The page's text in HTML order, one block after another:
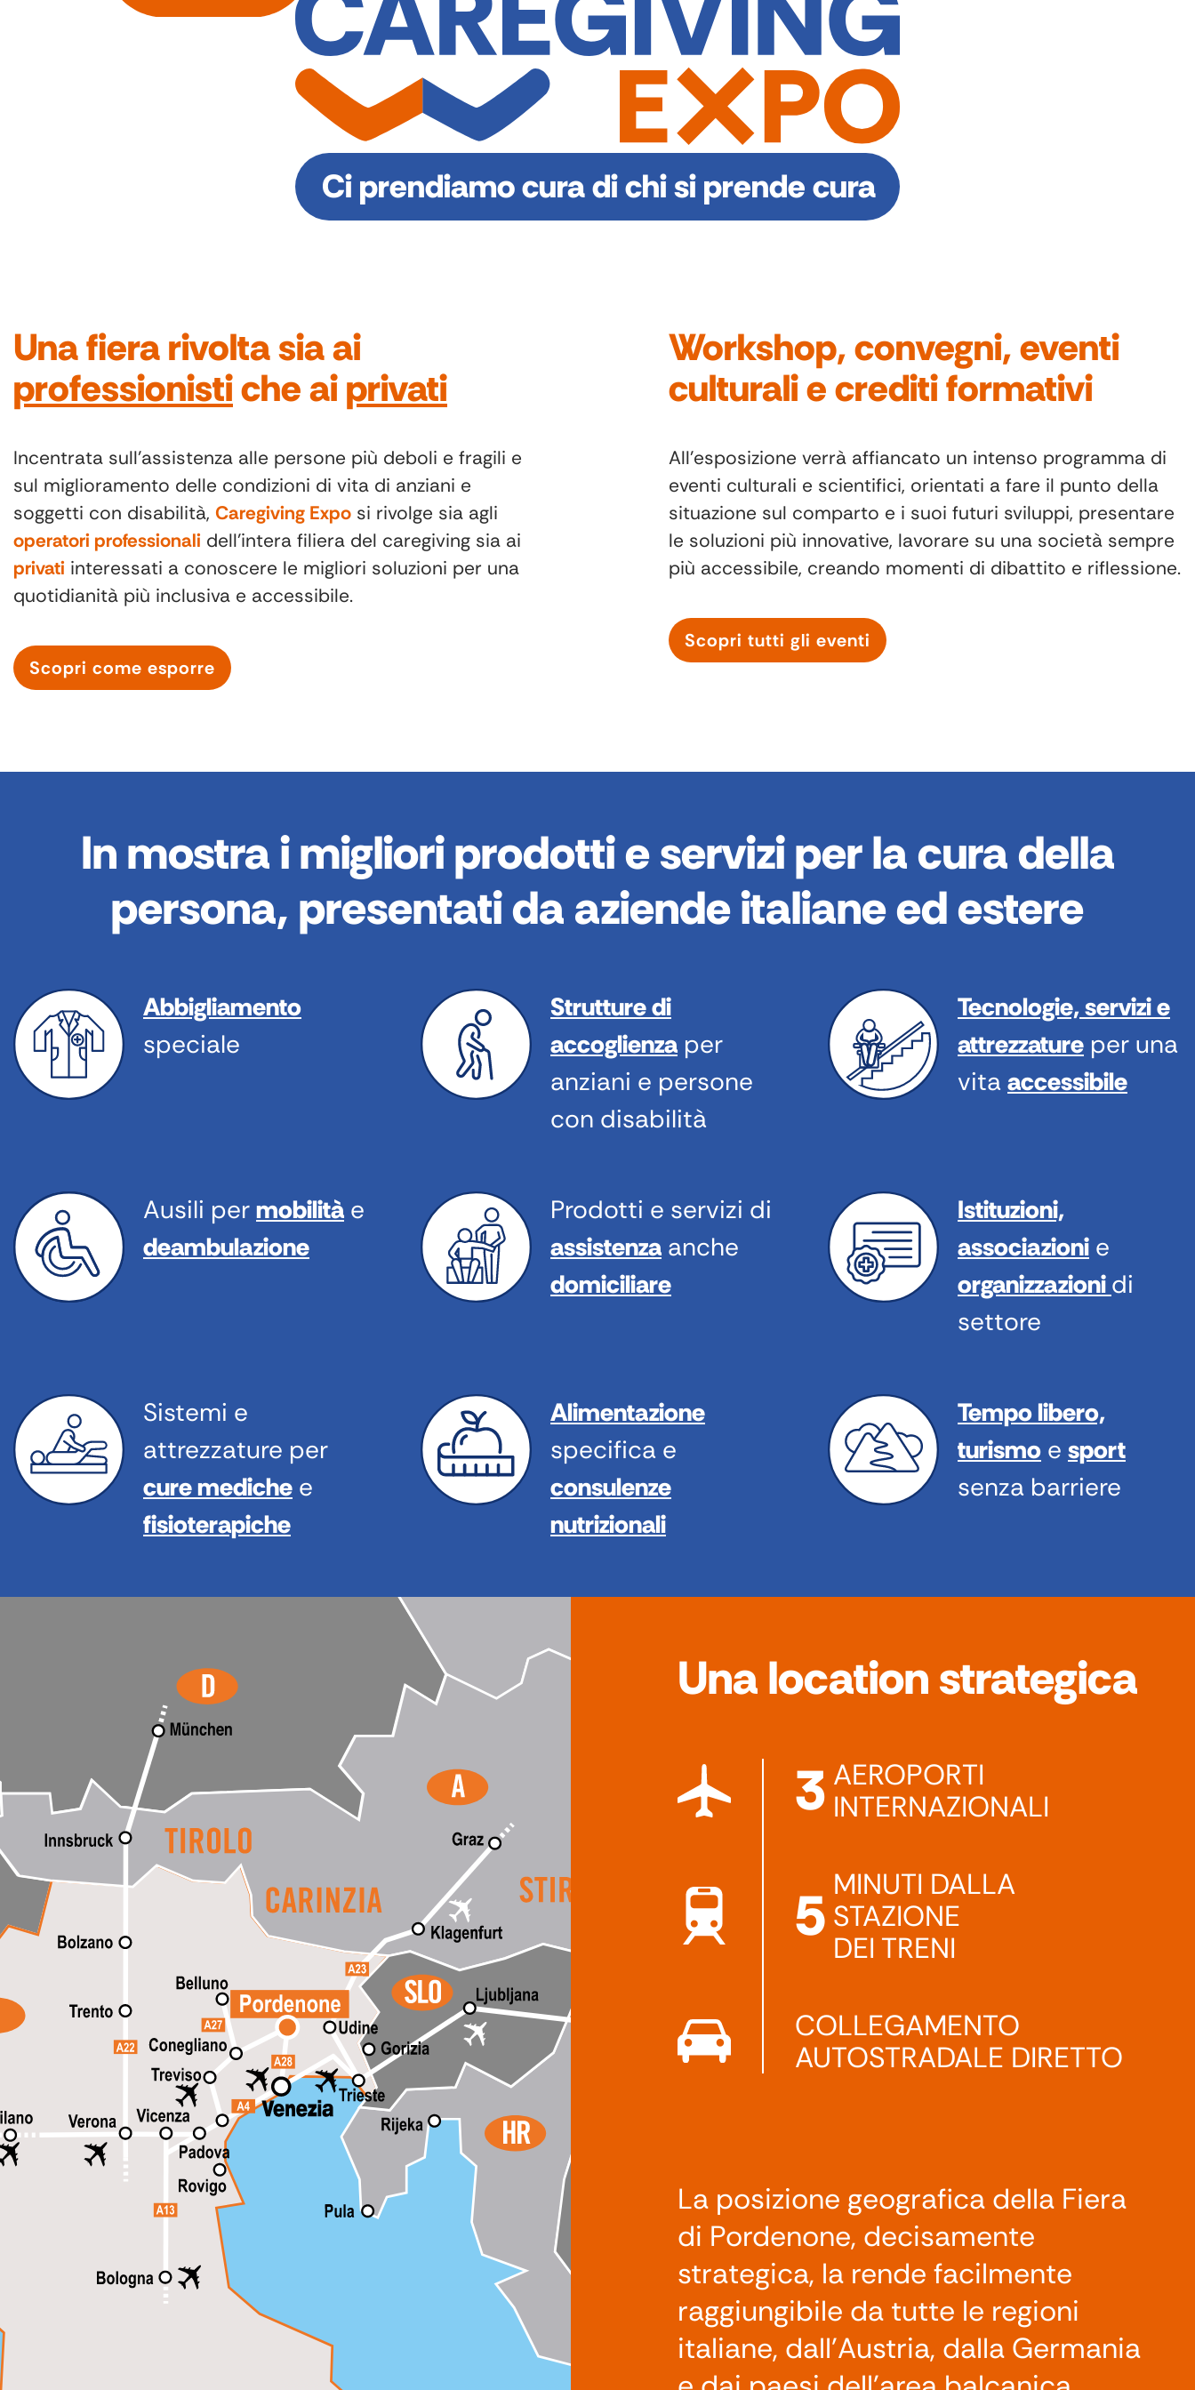
Ci prendiamo cura di chi si prende cura
Una fiera rivolta sia ai
professionistiche aiprivati
Incentrata sull’assistenza alle persone più deboli e fragili e
sul miglioramento delle condizioni di vita di anziani e
soggetti con disabilità, Caregiving Expo si rivolge sia agli
operatori professionali dell’intera filiera del caregiving sia ai
privati interessati a conoscere le migliori soluzioni per una
quotidianità più inclusiva e accessibile.
Scopri come esporre
Workshop, convegni, eventi
culturali e crediti formativi
All’esposizione verrà affiancato un intenso programma di
eventi culturali e scientifici, orientati a fare il punto della
situazione sul comparto e i suoi futuri sviluppi, presentare
le soluzioni più innovative, lavorare su una società sempre
più accessibile, creando momenti di dibattito e riflessione.
Scopri tutti gli eventi
In mostra i migliori prodotti e servizi per la cura della
persona, presentati da aziende italiane ed estere
Abbigliamento
speciale
Strutture di
accoglienza per
anziani e persone
con disabilità
Tecnologie, servizi e
attrezzature per una
vita accessibile
Ausili permobilità e
deambulazione
Prodotti e servizi di
assistenza anche
domiciliare
Istituzioni,
associazioni e
organizzazionidi
settore
Sistemi e
attrezzature per
cure mediche e
fisioterapiche
Alimentazione
specifica e
consulenze
nutrizionali
Tempo libero,
turismo e sport
senza barriere
Una location strategica
3 AEROPORTI
INTERNAZIONALI
5 MINUTI DALLA
STAZIONE
DEI TRENI
COLLEGAMENTO
AUTOSTRADALE DIRETTO
La posizione geografica della Fiera
di Pordenone, decisamente
strategica, la rende facilmente
raggiungibile da tutte le regioni
italiane, dall’Austria, dalla Germania